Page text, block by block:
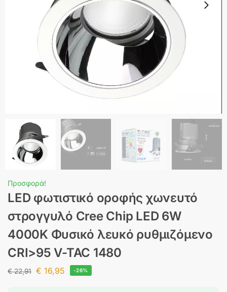
Προσφορά!
LED φωτιστικό οροφής χωνευτό
στρογγυλό Cree Chip LED 6W
4000K Φυσικό λευκό ρυθμιζόμενο
CRI>95 V-TAC 1480
€22,91 € 16,95 -26%